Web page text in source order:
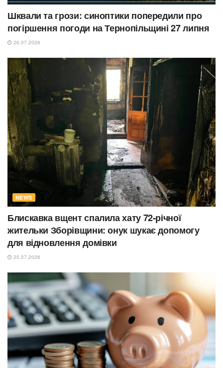
Шквали та грози: синоптики попередили про
погіршення погоди на Тернопільщині 27 липня
26.07.2026
NEWS
Блискавка вщент спалила хату 72-річної
жительки Зборівщини: онук шукає допомогу
для відновлення домівки
25.07.2026